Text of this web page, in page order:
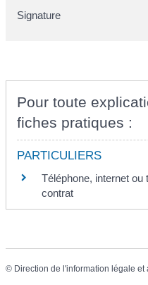
Signature
Pour toute
fiches pratiques :
PARTICULIERS
Téléphone, internet ou
contrat
© Direction de l'information légale et